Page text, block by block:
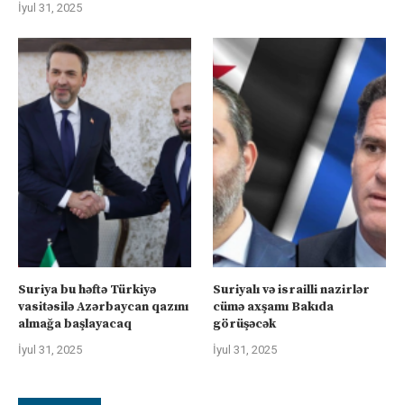
İyul 31, 2025
Suriya bu həftə Türkiyə
vasitəsilə Azərbaycan qazını
almağa başlayacaq
İyul 31, 2025
Suriyalı və israilli nazirlər
cümə axşamı Bakıda
görüşəcək
İyul 31, 2025